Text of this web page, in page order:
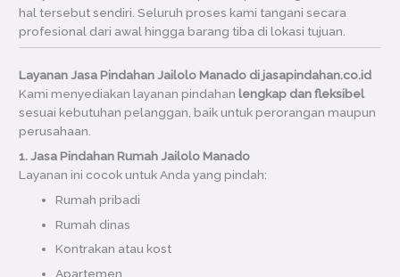
hal tersebut sendiri. Seluruh proses kami tangani secara
profesional dari awal hingga barang tiba di lokasi tujuan.
Layanan Jasa Pindahan Jailolo Manado di jasapindahan.co.id
Kami menyediakan layanan pindahan lengkap dan fleksibel
sesuai kebutuhan pelanggan, baik untuk perorangan maupun
perusahaan.
1. Jasa Pindahan Rumah Jailolo Manado
Layanan ini cocok untuk Anda yang pindah:
Rumah pribadi
Rumah dinas
Kontrakan atau kost
Apartemen